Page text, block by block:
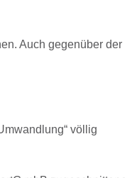
Auch gegenüber der
völlig